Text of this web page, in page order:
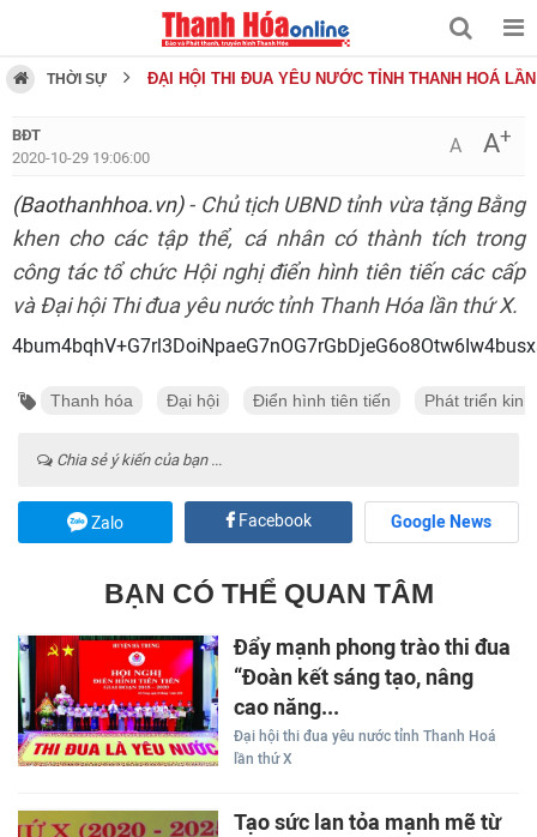
THỜI SỰ ĐẠI HỘI THI ĐUA YÊU NƯỚC TỈNH THANH HOÁ
BĐT
2020-10-29 19:06:00
A A+
(Baothanhhoa.vn)- Chủ tịch UBND tỉnh vừa tặng Bằng
khen cho các tập thể, cá nhân có thành tích trong
công tác tổ chức Hội nghị điển hình tiên tiến các cấp
và Đại hội Thi đua yêu nước tỉnh Thanh Hóa lần thứ X.
Thanh hóa Đại hội Điển hình tiên tiến Phát triển kinh
Chia sẻ ý kiến của bạn ...
Zalo Facebook Google News
BẠN CÓ THỂ QUAN TÂM
Đẩy mạnh phong trào thi đua
“Đoàn kết sáng tạo, nâng
cao năng...
Đại hội thi đua yêu nước tỉnh Thanh Hoá
lần thứ X
Tạo sức lan tỏa mạnh mẽ từ